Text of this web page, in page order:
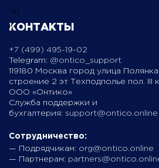
КОНТАКТЫ
+7 (499) 495-19-02
Telegram: @ontico_support
119180 Москва город улица
строение 2 эт Техподполье пол. III
ООО «Онтико»
Служба поддержки и
бухгалтерия: support@ontico.online
Сотрудничество:
— Подрядчикам: org@ontico.online
— Партнерам: